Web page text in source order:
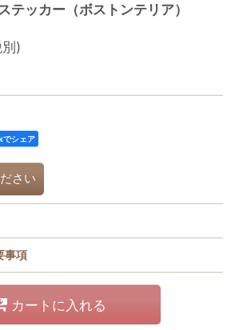
ッカー（ボストンテリア）
)
シェア
さい
事項
カートに入れる